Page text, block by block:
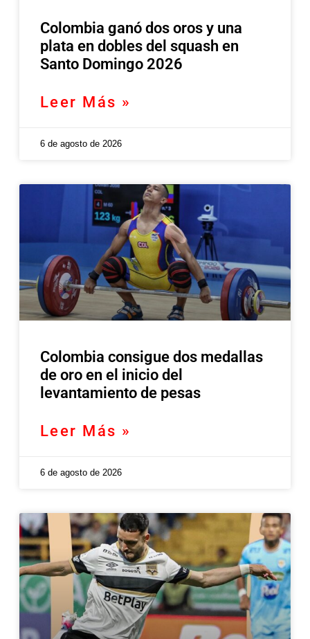
Colombia ganó dos oros y una
plata en dobles del squash en
Santo Domingo 2026
Leer Más »
6 de agosto de 2026
Colombia consigue dos medallas
de oro en el inicio del
levantamiento de pesas
Leer Más »
6 de agosto de 2026